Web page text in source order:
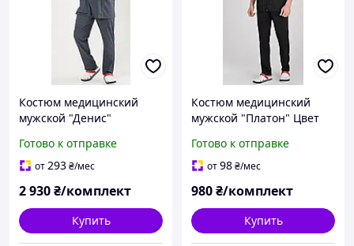
Костюм медицинский
мужской "Денис"
Готово к отправке
от293₴/мес
2 930₴/комплект
Купить
Костюм медицинский
мужской "Платон" Цвет
Готово к отправке
от98₴/мес
980₴/комплект
Купить